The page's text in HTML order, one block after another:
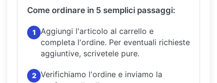
Come ordinare in 5 semplici passaggi:
1
Aggiungi l'articolo al carrello e
completa l'ordine. Per eventuali richieste
aggiuntive, scrivetele pure.
2 Verifichiamo l'ordine e inviamo la